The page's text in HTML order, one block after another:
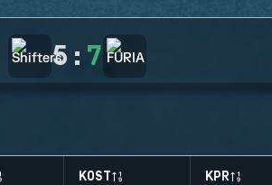
5 : 7
KOST KPR